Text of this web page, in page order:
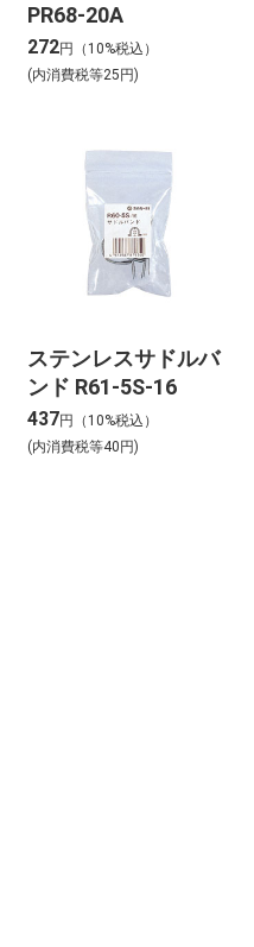
PR68-20A
272円（10%税込）
(内消費税等25円)
ステンレスサドルバ
ンド R61-5S-16
437円（10%税込）
(内消費税等40円)